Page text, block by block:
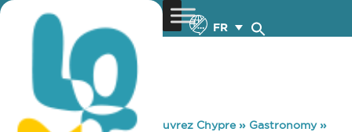
FR
You are here: Home »Découvrez Chypre» Gastronomy»